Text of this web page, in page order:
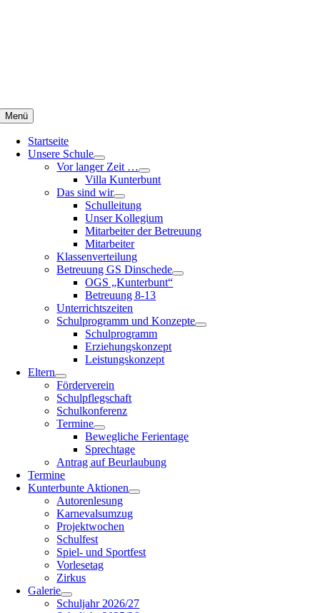
Menü
Startseite
Unsere Schule
Vor langer Zeit …
Villa Kunterbunt
Das sind wir
Schulleitung
Unser Kollegium
Mitarbeiter der Betreuung
Mitarbeiter
Klassenverteilung
Betreuung GS Dinschede
OGS „Kunterbunt“
Betreuung 8-13
Unterrichtszeiten
Schulprogramm und Konzepte
Schulprogramm
Erziehungskonzept
Leistungskonzept
Eltern
Förderverein
Schulpflegschaft
Schulkonferenz
Termine
Bewegliche Ferientage
Sprechtage
Antrag auf Beurlaubung
Termine
Kunterbunte Aktionen
Autorenlesung
Karnevalsumzug
Projektwochen
Schulfest
Spiel- und Sportfest
Vorlesetag
Zirkus
Galerie
Schuljahr 2026/27